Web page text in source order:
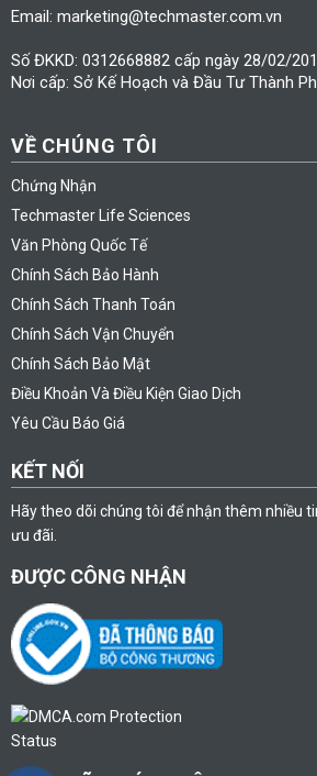
Email: marketing@techmaster.com.vn
Số ĐKKD: 0312668882 cấp ngày 28/02/
Nơi cấp: Sở Kế Hoạch và Đầu Tư Thành
VỀ CHÚNG TÔI
Chứng Nhận
Techmaster Life Sciences
Văn Phòng Quốc Tế
Chính Sách Bảo Hành
Chính Sách Thanh Toán
Chính Sách Vận Chuyển
Chính Sách Bảo Mật
Điều Khoản Và Điều Kiện Giao Dịch
Yêu Cầu Báo Giá
KẾT NỐI
Hãy theo dõi chúng tôi để nhận thêm nhiều
ưu đãi.
ĐƯỢC CÔNG NHẬN